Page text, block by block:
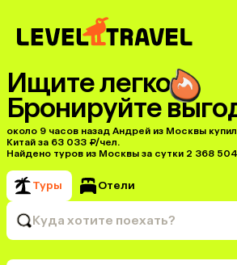
Ищите легко
Бронируйте
около 9 часов назад Андрей из Москвы
Китай за 63 033 ₽/чел.
Найдено туров из Москвы за сутки 2 368 504
Туры Отели
Куда хотите поехать?